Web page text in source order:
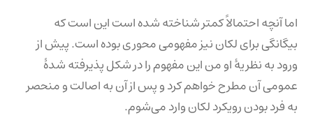
اما آنچه احتمالاً کمتر شناخته شده است این است که
بیگانگی برای لکان نیز مفهومی محوری بوده است. پیش از
ورود به نظریهٔ او من این مفهوم را در شکل پذیرفته شدهٔ
عمومی آن مطرح خواهم کرد و پس از آن به اصالت و منحصر
به فرد بودن رویکرد لکان وارد می‌شوم.